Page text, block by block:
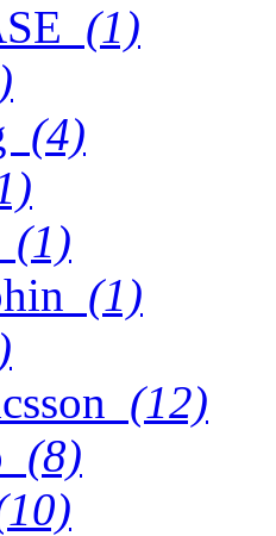
(1)
(4)
(1)
(1)
(12)
(8)